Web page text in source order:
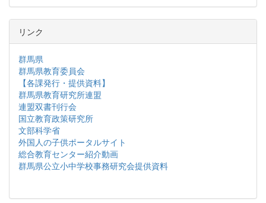
リンク
群馬県
群馬県教育委員会
【各課発行・提供資料】
群馬県教育研究所連盟
連盟双書刊行会
国立教育政策研究所
文部科学省
外国人の子供ポータルサイト
総合教育センター紹介動画
群馬県公立小中学校事務研究会提供資料